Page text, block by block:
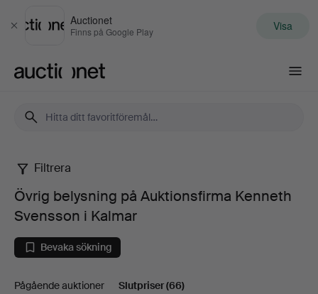
Stäng
Auctionet
Finns på Google Play Visa
Övrig
belysning
på
Auktionsfirma
Filtrera
Övrig belysning på Auktionsfirma Kenneth
Svensson i Kalmar
Bevaka sökning
Pågående auktioner Slutpriser(66)